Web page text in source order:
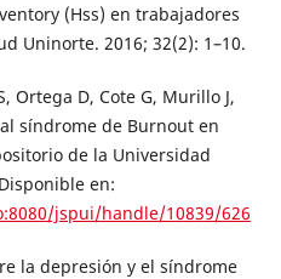
(Hss) en trabajadores
Uninorte. 2016; 32(2): 1–10.
Ortega D, Cote G, Murillo J,
síndrome de Burnout en
de la Universidad
en:
jspui/handle/10839/626
la depresión y el síndrome